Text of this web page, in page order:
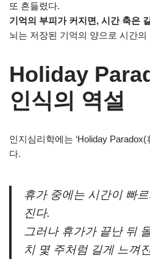
또 흔들렸다.
기억의 부피가 커지면, 시간 축은
뇌는 저장된 기억의 양으로 시간
Holiday
인식의 역설
인지심리학에는 ‘Holiday
다.
휴가 중에는 시간이 빠
진다.
그러나 휴가가 끝난 뒤
치 몇 주처럼 길게 느껴